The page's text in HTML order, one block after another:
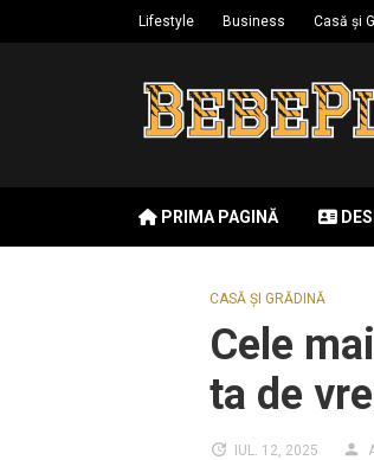
to
Lifestyle Business Casă și
PRIMA PAGINĂ
CASĂ ȘI GRĂDINĂ
Cele
ta de
IUL. 12, 2025